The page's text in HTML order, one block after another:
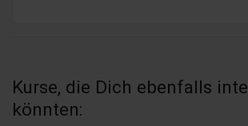
Kurse, die Dich ebenfalls
könnten: